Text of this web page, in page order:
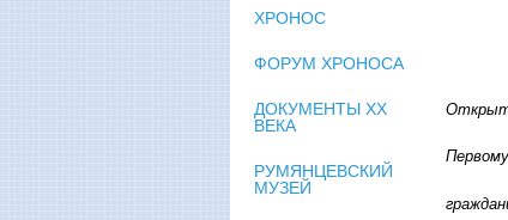
ХРОНОС
ФОРУМ ХРОНОСА
ДОКУМЕНТЫ XX
ВЕКА
РУМЯНЦЕВСКИЙ
МУЗЕЙ